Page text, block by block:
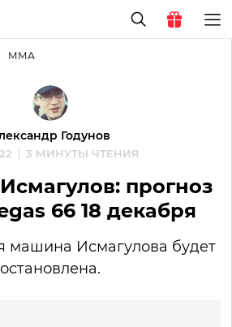
ММА
Годунов
3 МИНУТЫ ЧТЕНИЯ
прогноз
66 18 декабря
машина Исмагулова будет
остановлена.